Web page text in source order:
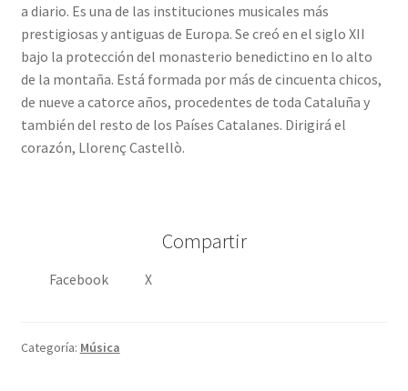
a diario. Es una de las instituciones musicales más
prestigiosas y antiguas de Europa. Se creó en el siglo XII
bajo la protección del monasterio benedictino en lo alto
de la montaña. Está formada por más de cincuenta chicos,
de nueve a catorce años, procedentes de toda Cataluña y
también del resto de los Países Catalanes. Dirigirá el
corazón, Llorenç Castellò.
Compartir
Facebook X
Categoría: Música